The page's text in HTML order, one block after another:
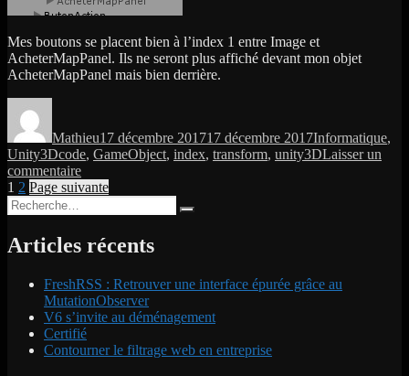
Mes boutons se placent bien à l’index 1 entre Image et
AcheterMapPanel. Ils ne seront plus affiché devant mon objet
AcheterMapPanel mais bien derrière.
Mathieu17 décembre 201717 décembre 2017Informatique,
Unity3DÉtiquettes
code, GameObject, index, transform, unity3DLaisser un
commentairesur
Positionner
GameObject
dans
la
(Unity3D)
Pagination
des
publications
Page
1 Page
2 Page suivante
Recherche
pour :
Articles récents
FreshRSS : Retrouver une interface épurée grâce au
MutationObserver
V6 s’invite au déménagement
Certifié
Contourner le filtrage web en entreprise